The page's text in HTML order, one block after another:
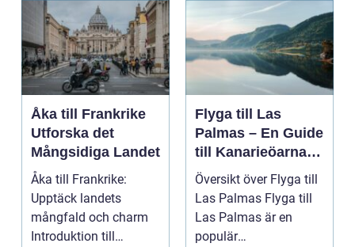
Åka till Frankrike
Utforska det
Mångsidiga Landet
Åka till Frankrike:
Upptäck landets
mångfald och charm
Introduktion till
Flyga till Las
Palmas – En Guide
till Kanarieöarnas
Pärla
Översikt över Flyga till
Las Palmas Flyga till
Las Palmas är en
populär